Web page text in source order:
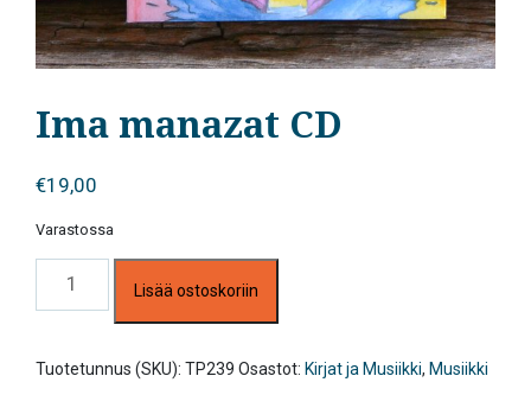
Ima manazat CD
€19,00
Varastossa
manazat
Lisää ostoskoriin
Tuotetunnus (SKU): TP239 Osastot: Kirjat ja Musiikki, Musiikki